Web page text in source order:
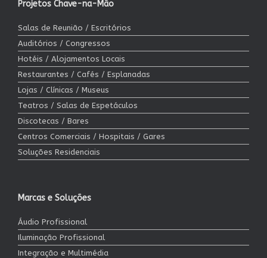
Projetos Chave-na-Mão
Salas de Reunião / Escritórios
Auditórios / Congressos
Hotéis / Alojamentos Locais
Restaurantes / Cafés / Esplanadas
Lojas / Clínicas / Museus
Teatros / Salas de Espetáculos
Discotecas / Bares
Centros Comerciais / Hospitais / Gares
Soluções Residenciais
Marcas e Soluções
Áudio Profissional
Iluminação Profissional
Integração e Multimédia